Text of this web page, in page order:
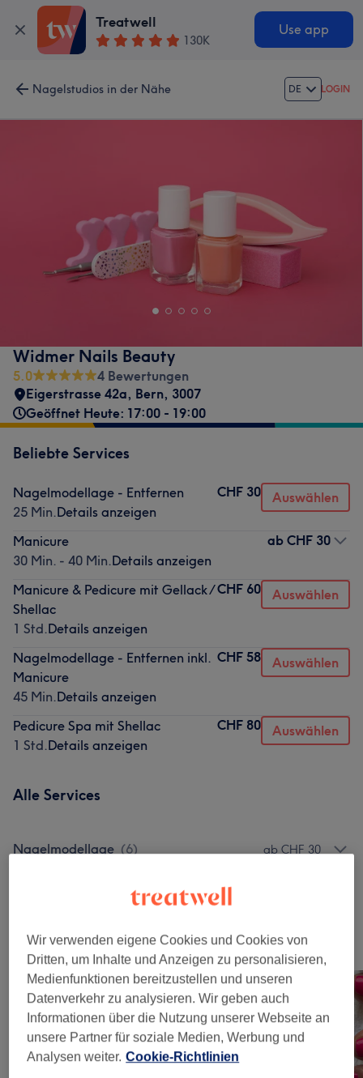
Treatwell
130K
Use app
Nagelstudios in der Nähe DE LOGIN
Widmer Nails Beauty
5.0
4 Bewertungen
Eigerstrasse 42a, Bern, 3007
Geöffnet Heute: 17:00 - 19:00
Beliebte Services
Nagelmodellage - Entfernen
25 Min.Details anzeigen
CHF 30 Auswählen
Manicure
30 Min. - 40 Min.Details anzeigen
ab CHF 30
Manicure & Pedicure mit Gellack /
Shellac
1 Std.Details anzeigen
CHF 60 Auswählen
Nagelmodellage - Entfernen inkl.
Manicure
45 Min.Details anzeigen
CHF 58 Auswählen
Pedicure Spa mit Shellac
1 Std.Details anzeigen
CHF 80 Auswählen
Alle Services
Nagelmodellage (6) ab CHF 30
Manicure & Pedicure (4 )
Unsere Arbeit
Bild anklicken für weitere Details
Wir verwenden eigene Cookies und Cookies von
Dritten, um Inhalte und Anzeigen zu personalisieren,
Medienfunktionen bereitzustellen und unseren
Datenverkehr zu analysieren. Wir geben auch
Informationen über die Nutzung unserer Webseite an
unsere Partner für soziale Medien, Werbung und
Analysen weiter. Cookie-Richtlinien